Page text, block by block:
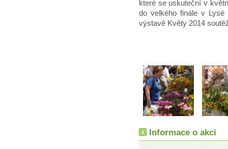
které se uskuteční v
do velkého finále v
výstavě Květy 2014
Informace o akci